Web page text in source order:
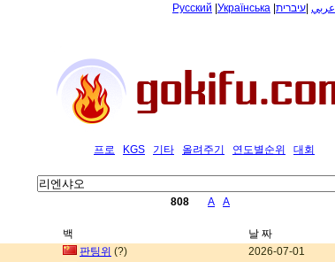
Русский Українська عربي עיברית
프로 KGS 기타 올려주기 연도별순위 대회
808 A A
백 날 짜
판팅위 (?) 2026-07-01